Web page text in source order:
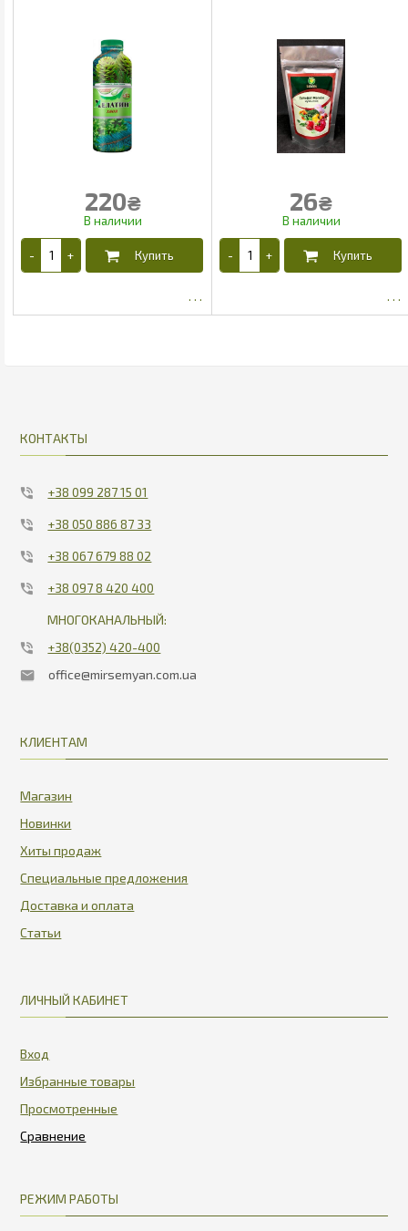
220₴ 26₴
КОНТАКТЫ
+38 099 287 15 01
+38 050 886 87 33
+38 067 679 88 02
+38 097 8 420 400
МНОГОКАНАЛЬНЫЙ:
+38(0352) 420-400
office@mirsemyan.com.ua
КЛИЕНТАМ
Магазин
Новинки
Хиты продаж
Специальные предложения
Доставка и оплата
Статьи
ЛИЧНЫЙ КАБИНЕТ
Вход
Избранные товары
Просмотренные
РЕЖИМ РАБОТЫ